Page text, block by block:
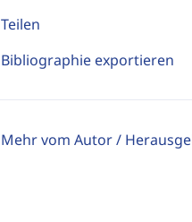
Teilen
Bibliographie exportieren
Mehr vom Autor /